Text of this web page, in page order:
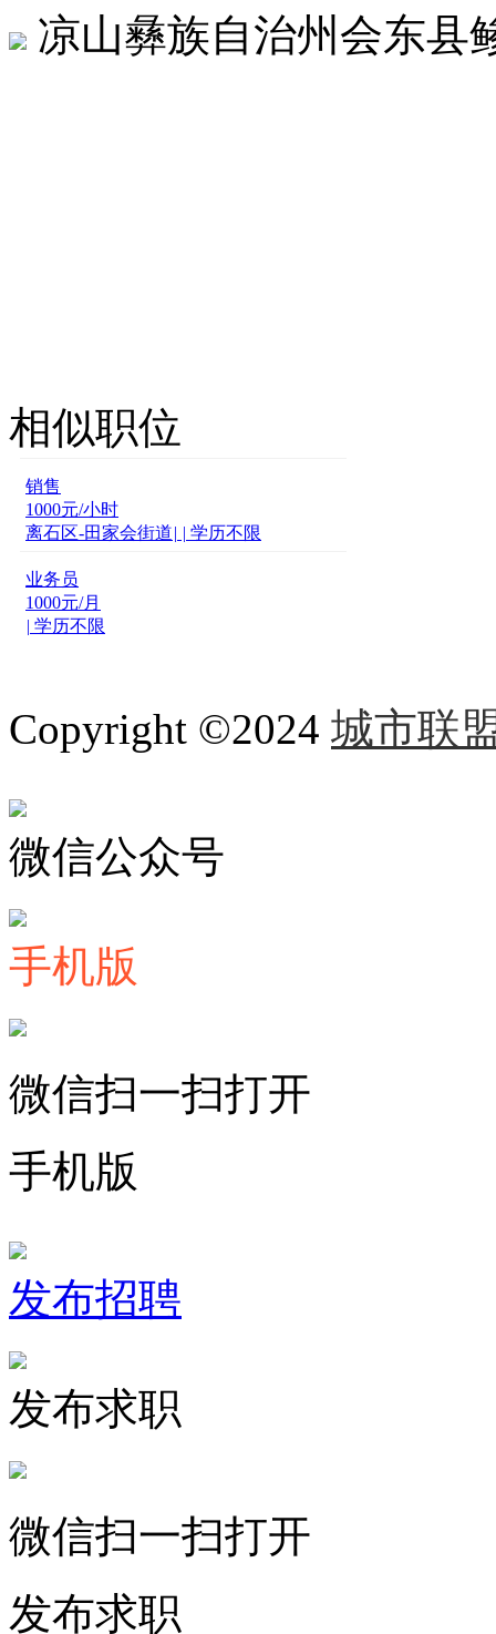
凉山彝族自治州会东县
相似职位
销售
1000元/小时
离石区-田家会街道| | 学历不限
业务员
1000元/月
| 学历不限
Copyright ©2024 城市联
微信公众号
手机版
微信扫一扫打开
手机版
发布招聘
发布求职
微信扫一扫打开
发布求职